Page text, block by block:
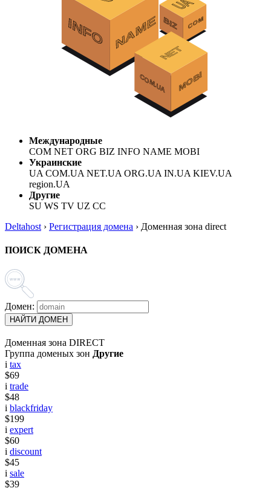
Международные
COM NET ORG BIZ INFO NAME MOBI
Украинские
UA COM.UA NET.UA ORG.UA IN.UA KIEV.UA
region.UA
Другие
SU WS TV UZ CC
Deltahost › Регистрация домена › Доменная зона direct
ПОИСК ДОМЕНА
Домен:
НАЙТИ ДОМЕН
Доменная зона DIRECT
Группа доменых зон Другие
i tax
$69
i trade
$48
i blackfriday
$199
i expert
$60
i discount
$45
i sale
$39